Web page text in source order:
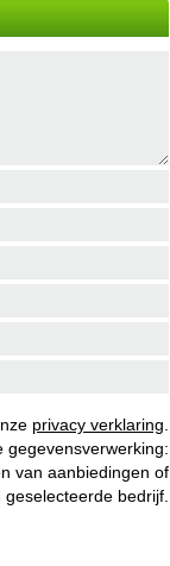
privacy verklaring
gegevensverwerking:
van aanbiedingen of
bedrijf.